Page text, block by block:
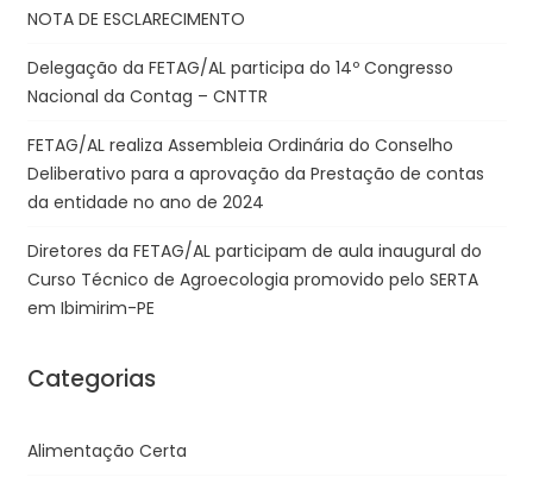
NOTA DE ESCLARECIMENTO
Delegação da FETAG/AL participa do 14º Congresso
Nacional da Contag – CNTTR
FETAG/AL realiza Assembleia Ordinária do Conselho
Deliberativo para a aprovação da Prestação de contas
da entidade no ano de 2024
Diretores da FETAG/AL participam de aula inaugural do
Curso Técnico de Agroecologia promovido pelo SERTA
em Ibimirim-PE
Categorias
Alimentação Certa